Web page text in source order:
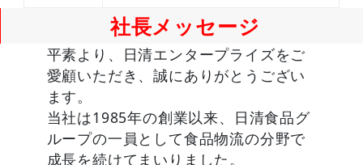
社長メッセージ
平素より、日清エンタープライズをご
愛顧いただき、誠にありがとうござい
ます。
当社は1985年の創業以来、日清食品グ
ループの一員として食品物流の分野で
成長を続けてまいりました。